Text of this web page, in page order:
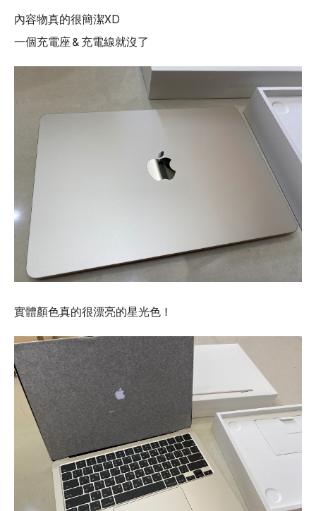
內容物真的很簡潔XD
一個充電座＆充電線就沒了
實體顏色真的很漂亮的星光色！